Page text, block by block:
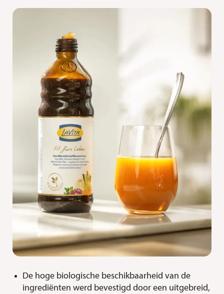
De hoge biologische beschikbaarheid van de
ingrediënten werd bevestigd door een uitgebreid,